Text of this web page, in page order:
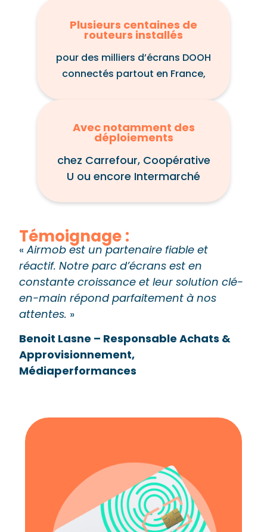
Plusieurs centaines de
routeurs installés
pour des milliers d’écrans DOOH
connectés partout en France,
Avec notamment des
déploiements
chez Carrefour, Coopérative
U ou encore Intermarché
Témoignage :
«Airmob est un partenaire fiable et
réactif. Notre parc d’écrans est en
constante croissance et leur solution clé-
en-main répond parfaitement à nos
attentes. »
Benoit Lasne – Responsable Achats &
Approvisionnement,
Médiaperformances